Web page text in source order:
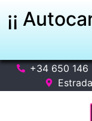
¡¡
+34 650 146